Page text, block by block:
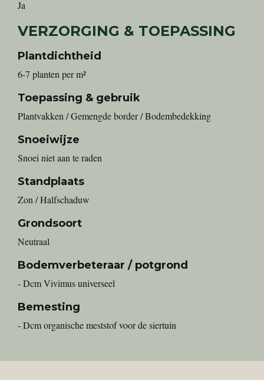
Ja
VERZORGING & TOEPASSING
Plantdichtheid
6-7 planten per m²
Toepassing & gebruik
Plantvakken / Gemengde border / Bodembedekking
Snoeiwijze
Snoei niet aan te raden
Standplaats
Zon / Halfschaduw
Grondsoort
Neutraal
Bodemverbeteraar / potgrond
- Dcm Vivimus universeel
Bemesting
- Dcm organische meststof voor de siertuin